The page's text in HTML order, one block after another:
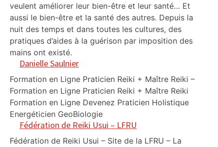
veulent améliorer leur bien-être et leur santé… Et
aussi le bien-être et la santé des autres. Depuis la
nuit des temps et dans toutes les cultures, des
pratiques d’aides à la guérison par imposition des
mains ont existé.
Danielle Saulnier
Formation en Ligne Praticien Reiki + Maître Reiki –
Formation en Ligne Praticien Reiki + Maître Reiki
Formation en Ligne Devenez Praticien Holistique
Energéticien GeoBiologie
Fédération de Reiki Usui – LFRU
Fédération de Reiki Usui – Site de la LFRU – La